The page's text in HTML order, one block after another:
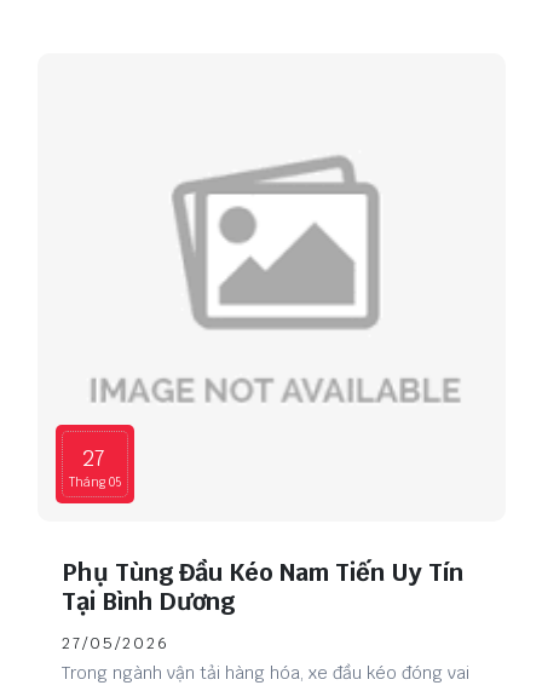
27
Tháng 05
Phụ Tùng Đầu Kéo Nam Tiến Uy Tín
Tại Bình Dương
27/05/2026
Trong ngành vận tải hàng hóa, xe đầu kéo đóng vai